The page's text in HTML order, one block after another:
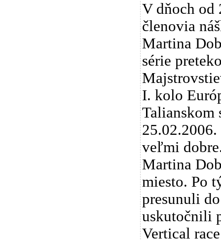
V dňoch od
členovia
Martina
série
I. kolo
Talianskom
veľmi
Martina
miesto. Po
presunuli
uskutočnili
Vertical